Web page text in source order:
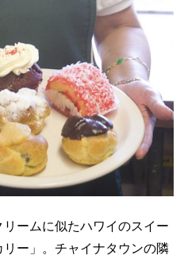
ームに似たハワイのスイー
ー」。チャイナタウンの隣